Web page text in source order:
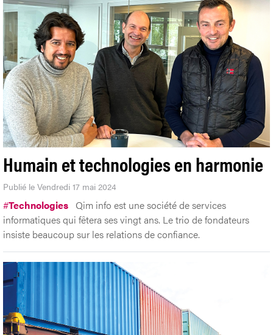
Humain et technologies en harmonie
Publié le Vendredi 17 mai 2024
#Technologies Qim info est une société de services
informatiques qui fêtera ses vingt ans. Le trio de fondateurs
insiste beaucoup sur les relations de confiance.